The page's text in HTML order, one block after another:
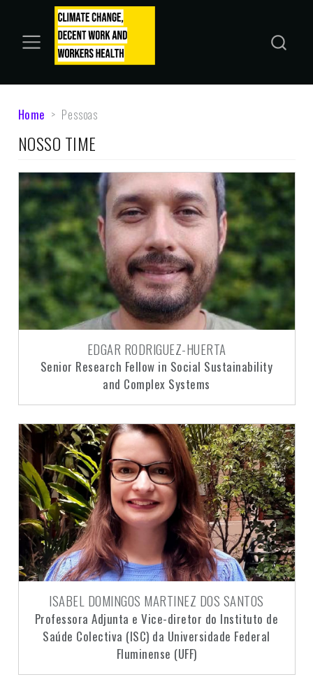
Home Pessoas
NOSSO TIME
EDGAR RODRIGUEZ-HUERTA
Senior Research Fellow in Social Sustainability
and Complex Systems
ISABEL DOMINGOS MARTINEZ DOS SANTOS
Professora Adjunta e Vice-diretor do Instituto de
Saúde Colectiva (ISC) da Universidade Federal
Fluminense (UFF)